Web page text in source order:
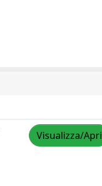
Visualizza/Apri